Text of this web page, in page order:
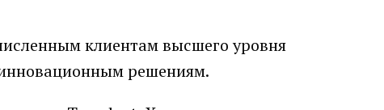
клиентам высшего уровня
инновационным решениям.